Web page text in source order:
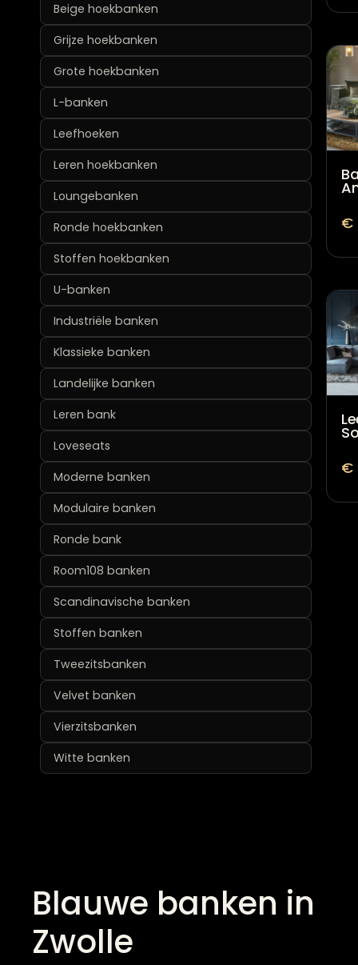
Beige hoekbanken
Grijze hoekbanken
Grote hoekbanken
L-banken
Leefhoeken
Leren hoekbanken
Loungebanken
Ronde hoekbanken
Stoffen hoekbanken
U-banken
Industriële banken
Klassieke banken
Landelijke banken
Leren bank
Loveseats
Moderne banken
Modulaire banken
Ronde bank
Room108 banken
Scandinavische banken
Stoffen banken
Tweezitsbanken
Velvet banken
Vierzitsbanken
Witte banken
€
€
Blauwe banken in
Zwolle